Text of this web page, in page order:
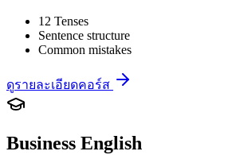
12 Tenses
Sentence structure
Common mistakes
ดูรายละเอียดคอร์ส
Business English